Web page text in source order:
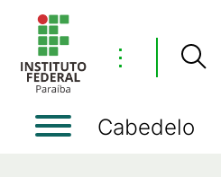
⋮
Cabedelo